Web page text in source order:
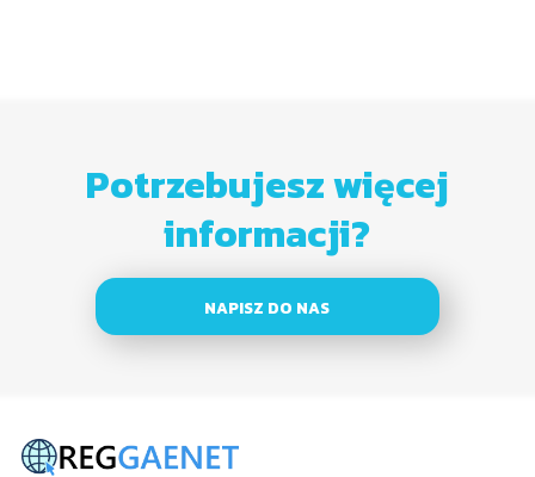
Potrzebujesz więcej
informacji?
NAPISZ DO NAS